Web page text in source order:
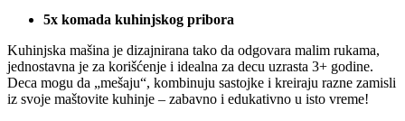
5x komada kuhinjskog pribora
Kuhinjska mašina je dizajnirana tako da odgovara malim rukama,
jednostavna je za korišćenje i idealna za decu uzrasta 3+ godine.
Deca mogu da „mešaju“, kombinuju sastojke i kreiraju razne zamisli
iz svoje maštovite kuhinje – zabavno i edukativno u isto vreme!